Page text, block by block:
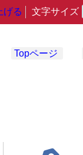
げる 文字サイズ
Topページ